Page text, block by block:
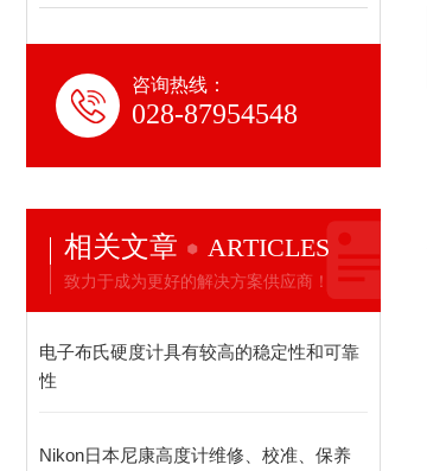
咨询热线：
028-87954548
相关文章 ARTICLES
致力于成为更好的解决方案供应商！
电子布氏硬度计具有较高的稳定性和可靠
性
Nikon日本尼康高度计维修、校准、保养